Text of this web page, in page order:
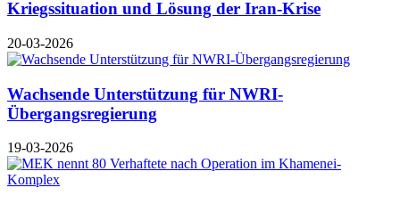
Kriegssituation und Lösung der Iran-Krise
20-03-2026
Wachsende Unterstützung für NWRI-
Übergangsregierung
19-03-2026